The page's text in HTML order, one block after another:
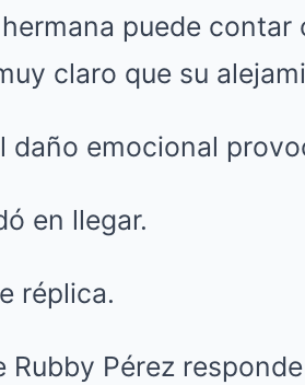
puede contar
claro que su
daño emocional
en llegar.
réplica.